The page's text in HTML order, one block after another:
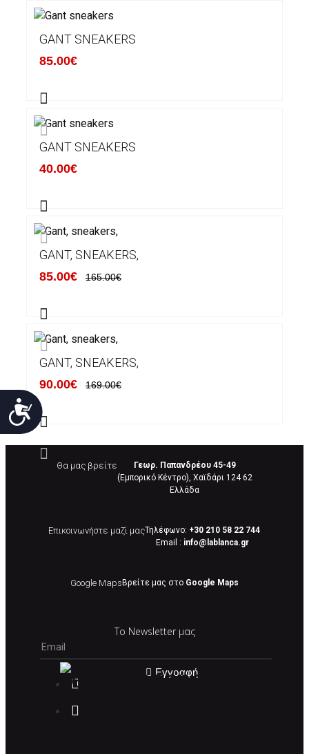
Προσιτότητα
GANT SNEAKERS
85.00€
GANT SNEAKERS
40.00€
GANT, SNEAKERS,
85.00€ 165.00€
GANT, SNEAKERS,
90.00€ 169.00€
Θα μας βρείτε
Γεωρ. Παπανδρέου 45-49
(Εμπορικό Κέντρο), Χαϊδάρι 124 62
Eλλάδα
Επικοινωνήστε μαζί μαςΤηλέφωνο: +30 210 58 22 744
Email : info@lablanca.gr
Google Maps Βρείτε μας στο Google Maps
Το Newsletter μας
Εγγραφή